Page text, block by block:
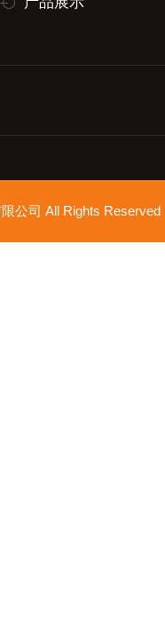
公司 All Rights